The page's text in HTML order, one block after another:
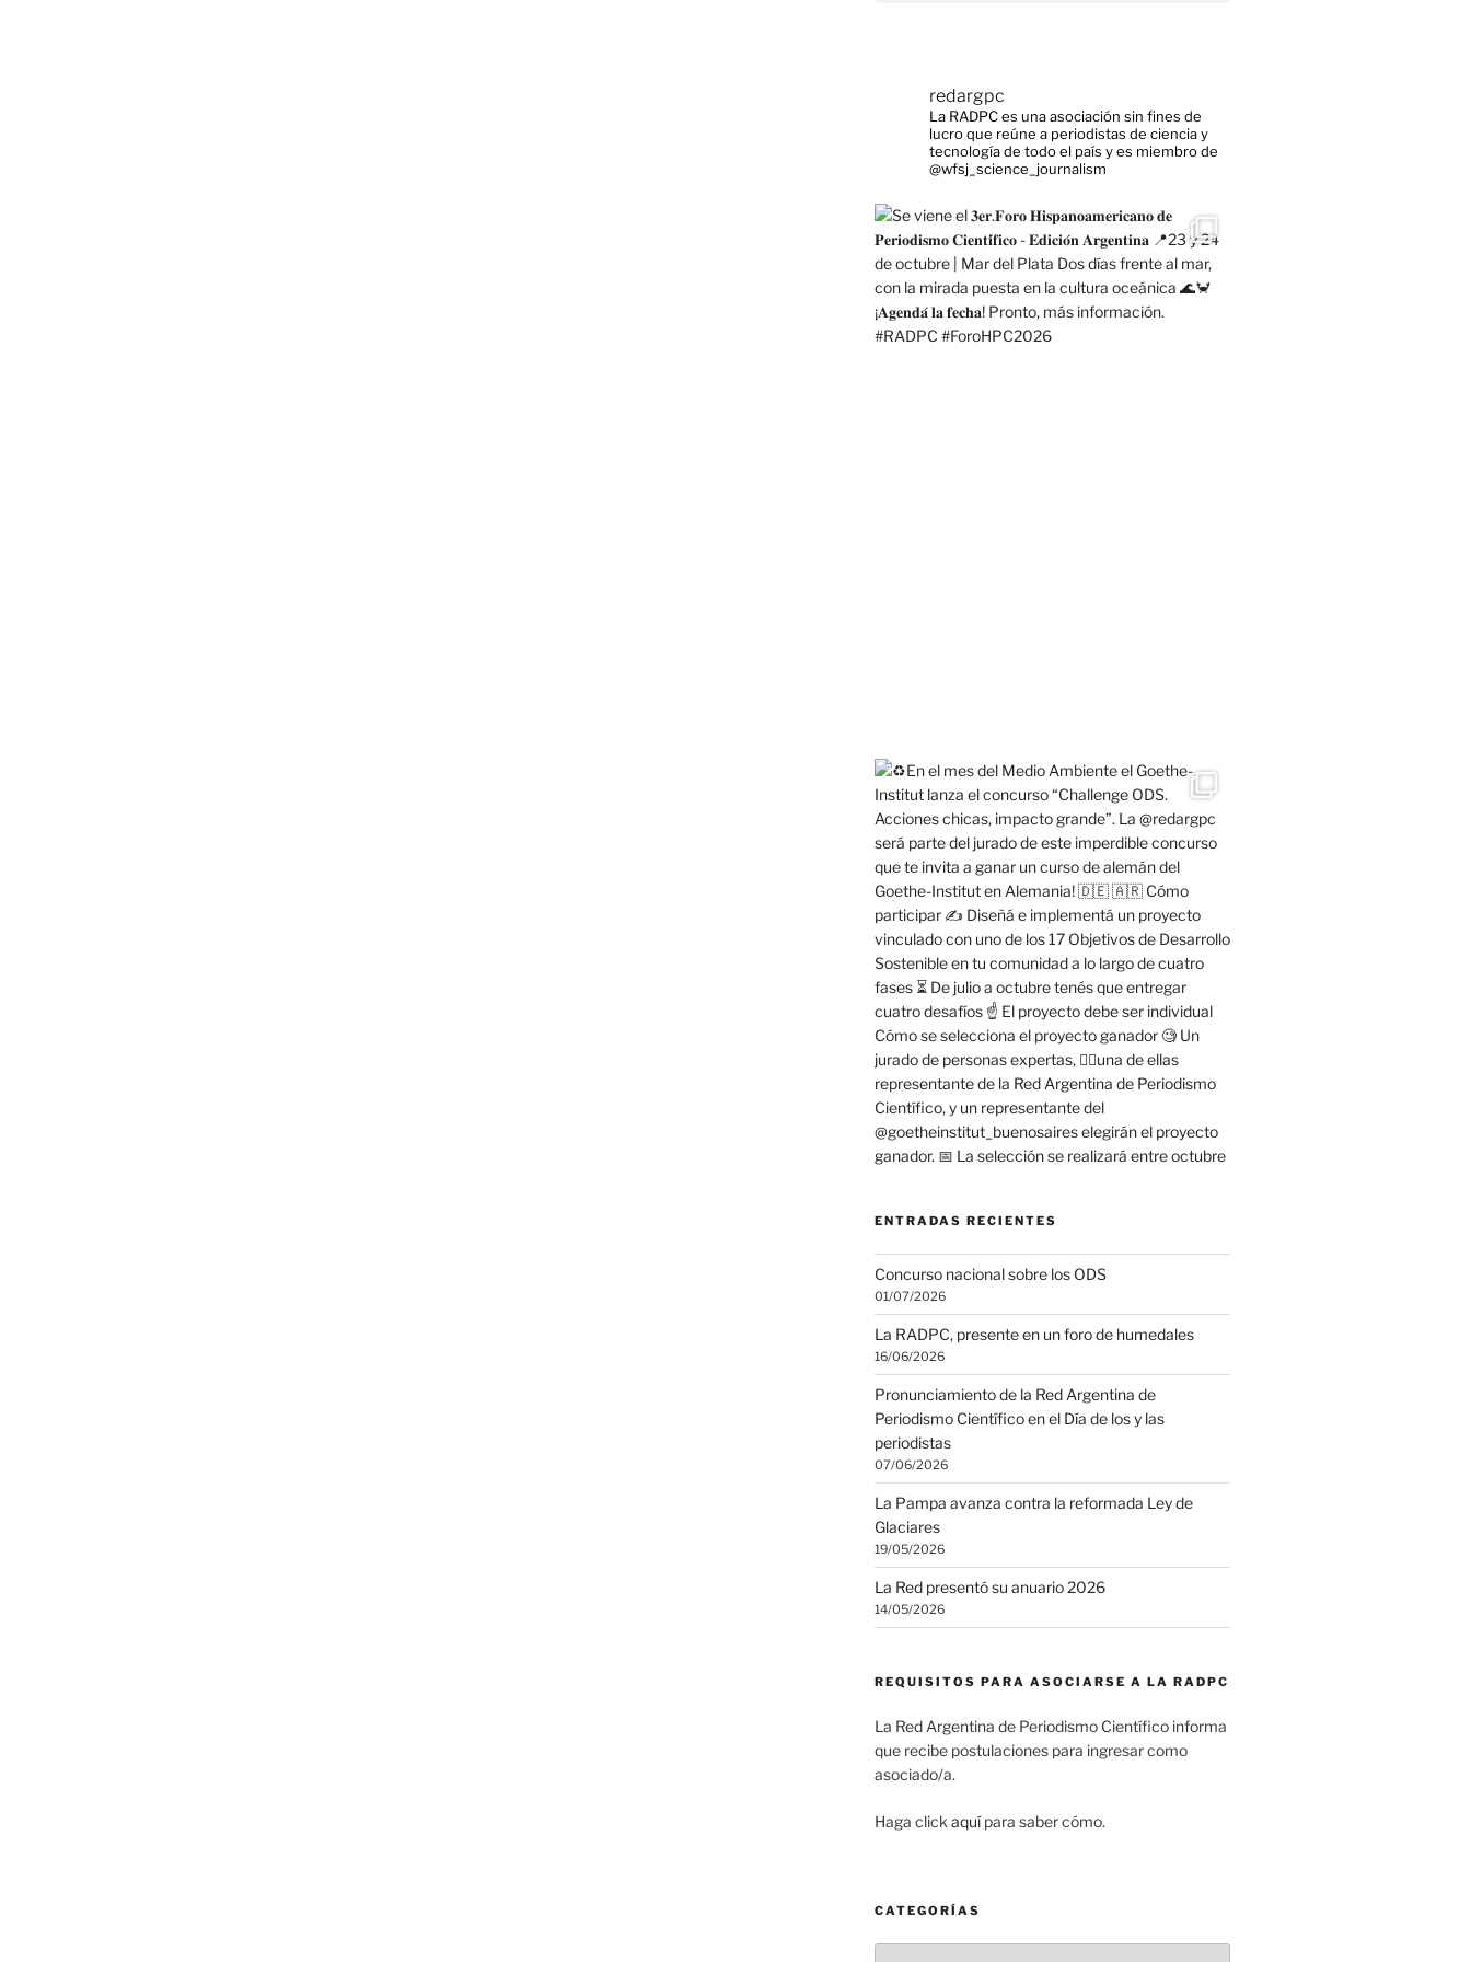
redargpc
La RADPC es una asociación sin fines de
lucro que reúne a periodistas de ciencia y
tecnología de todo el país y es miembro de
@wfsj_science_journalism
ENTRADAS RECIENTES
Concurso nacional sobre los ODS
01/07/2026
La RADPC, presente en un foro de humedales
16/06/2026
Pronunciamiento de la Red Argentina de
Periodismo Científico en el Día de los y las
periodistas
07/06/2026
La Pampa avanza contra la reformada Ley de
Glaciares
19/05/2026
La Red presentó su anuario 2026
14/05/2026
REQUISITOS PARA ASOCIARSE A LA RADPC
La Red Argentina de Periodismo Científico informa
que recibe postulaciones para ingresar como
asociado/a.
Haga click aquípara saber cómo.
CATEGORÍAS